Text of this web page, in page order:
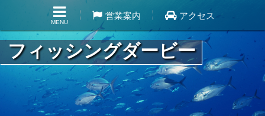
MENU
営業案内 アクセス
フィッシングダービー